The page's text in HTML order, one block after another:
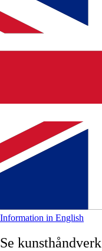
Information in English
Se kunsthåndverk